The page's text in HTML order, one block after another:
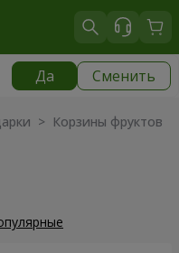
Да Сменить
> Корзины фруктов